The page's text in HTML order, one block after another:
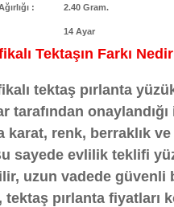
: 2.40 Gram.
14 Ayar
Tektaşın Farkı
tektaş pırlanta
tarafından
karat, renk, berraklık
sayede evlilik teklifi
uzun vadede güvenli
tektaş pırlanta fiyatları